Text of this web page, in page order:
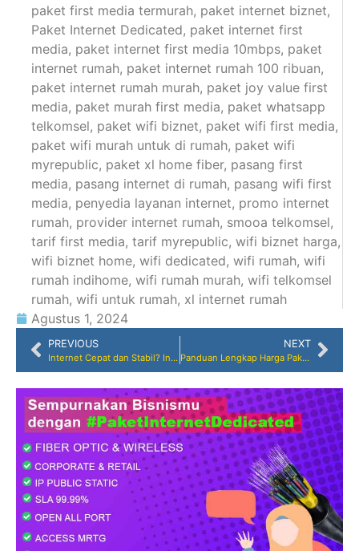
paket first media termurah, paket internet biznet,
Paket Internet Dedicated, paket internet first
media, paket internet first media 10mbps, paket
internet rumah, paket internet rumah 100 ribuan,
paket internet rumah murah, paket joy value first
media, paket murah first media, paket whatsapp
telkomsel, paket wifi biznet, paket wifi first media,
paket wifi murah untuk di rumah, paket wifi
myrepublic, paket xl home fiber, pasang first
media, pasang internet di rumah, pasang wifi first
media, penyedia layanan internet, promo internet
rumah, provider internet rumah, smooa telkomsel,
tarif first media, tarif myrepublic, wifi biznet harga,
wifi biznet home, wifi dedicated, wifi rumah, wifi
rumah indihome, wifi rumah murah, wifi telkomsel
rumah, wifi untuk rumah, xl internet rumah
Agustus 1, 2024
PREVIOUS
Internet Cepat dan Stabil? Ini Dia Provider Terbaik di Jakarta, Bogor, Depok, Tangerang, Bekasi, Karawang, Serang, Banten, Purwakarta, Subang, dan Bandung!
NEXT
Panduan Lengkap Harga Paket Internet First Media Tanpa TV Kabel di 2024: Temukan Pilihan Terbaik untuk Kebutuhan Anda!